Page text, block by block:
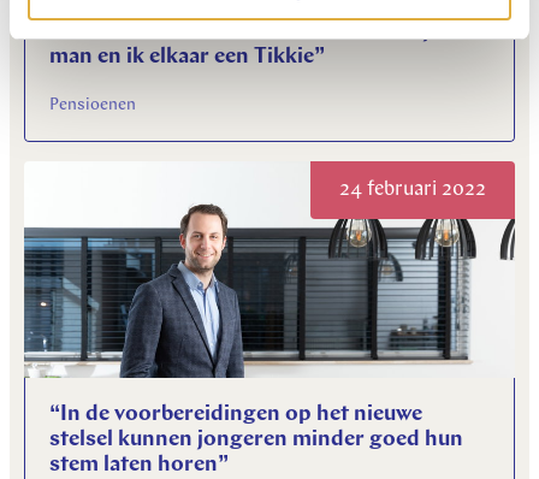
man en ik elkaar een Tikkie”
Pensioenen
24 februari 2022
“In de voorbereidingen op het nieuwe
stelsel kunnen jongeren minder goed hun
stem laten horen”